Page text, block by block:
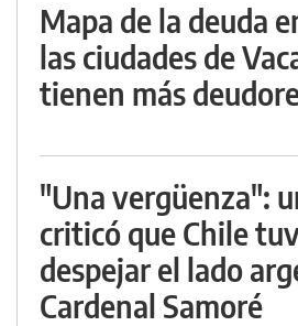
Mapa de la deuda
las ciudades de
tienen más
"Una vergüenza":
criticó que Chile
despejar el lado
Cardenal Samoré